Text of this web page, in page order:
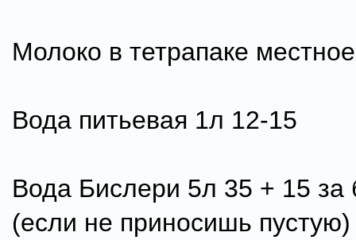
Молоко в тетрапаке
Вода питьевая 1л 12-15
Вода Бислери 5л 35 + 15 за
(если не приносишь пустую)